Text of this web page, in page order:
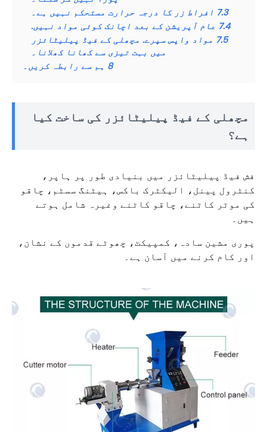
7.3 افراط زر کا درجہ حرارت مستحکم نہیں ہے۔
7.4 عام آپریشن کے بعد اچانک کوئی مواد نہیں.
7.5 مواد واپس سپرے. مچھلی کے فیڈ پیلیٹائزر
میں بہت تیزی سے کھانا کھلانا۔
8 ہم سے رابطہ کریں۔
مچھلی کے فیڈ پیلیٹائزر کی ساخت کیا
ہے؟
فش فیڈ پیلیٹائزر میں بنیادی طور پر ہاپر،
کنٹرول پینل، الیکٹرک باکس، ہیٹنگ سسٹم، چاقو
کی موٹر کاٹنے، چاقو کاٹنے وغیرہ شامل ہوتے
ہیں۔
پوری مشین سادہ، کمپیکٹ، چھوٹے قدموں کے نشان،
اور کام کرنے میں آسان ہے۔